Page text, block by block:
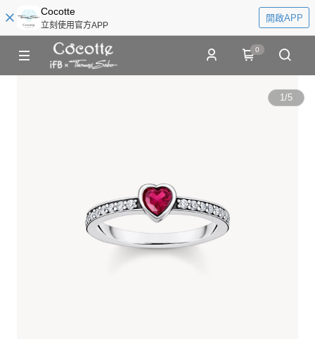
Cocotte
立刻使用官方APP
開啟APP
0
1/5